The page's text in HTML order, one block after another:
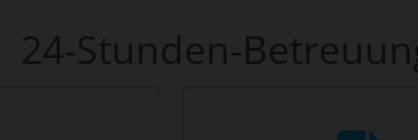
24-Stunden-